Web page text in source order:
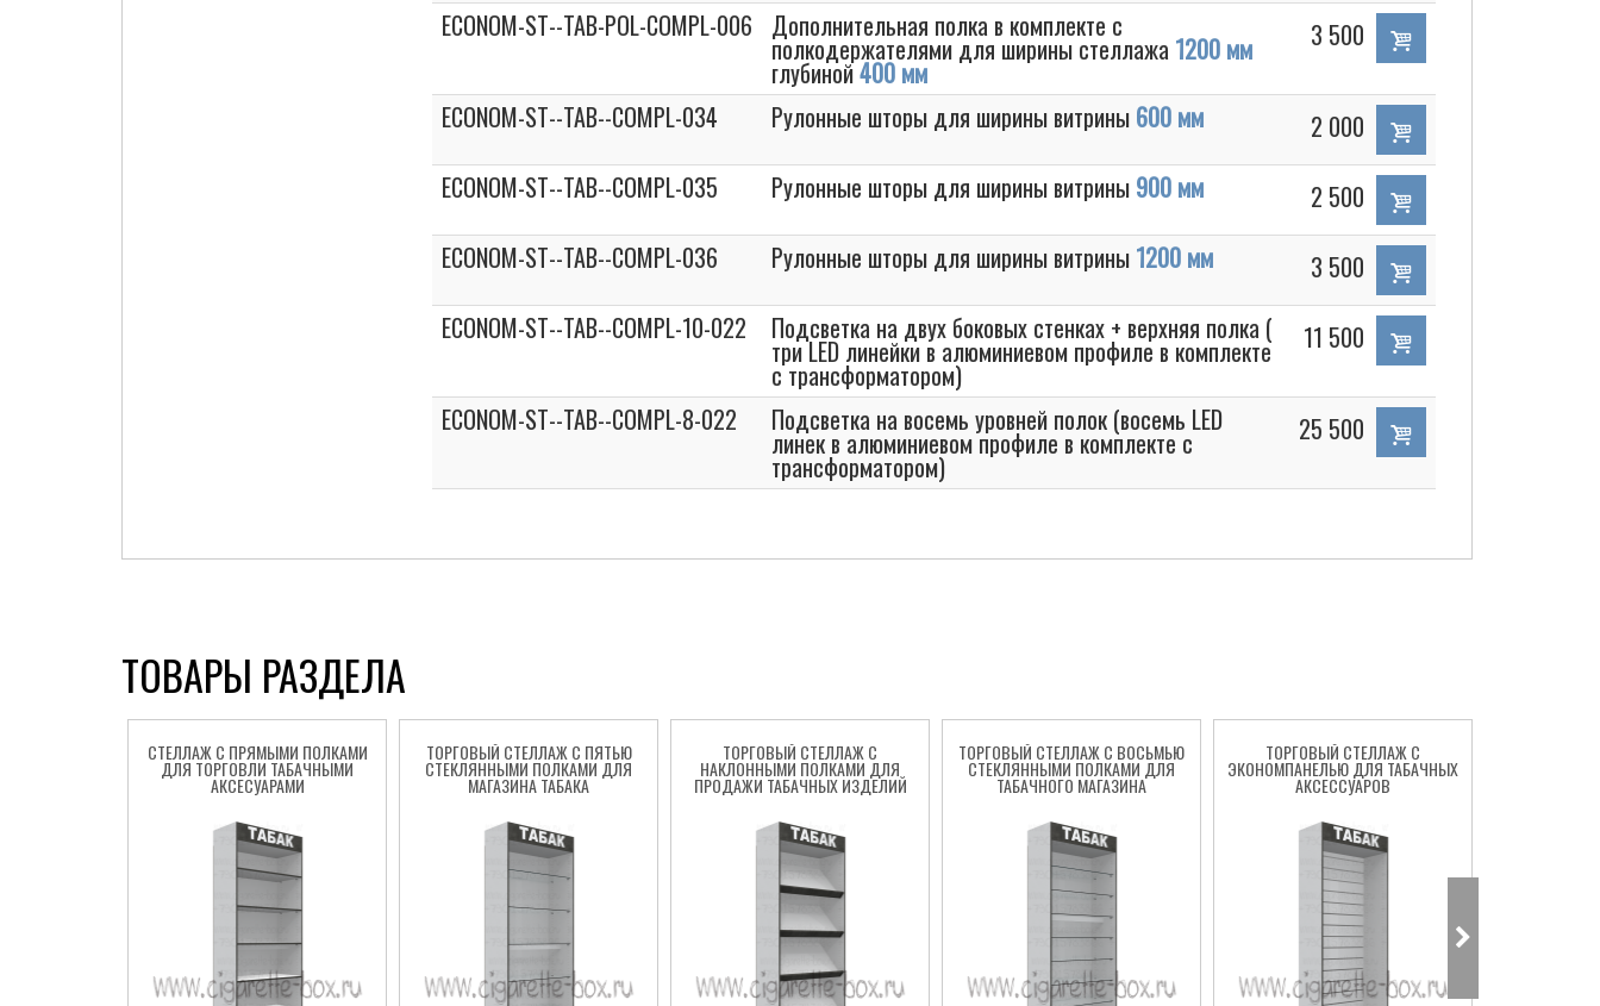
ECONOM-ST--TAB-POL-COMPL-006 Дополнительная полка в комплекте с
полкодержателями для ширины стеллажа 1200 мм
глубиной400 мм
3 500
ECONOM-ST--TAB--COMPL-034 Рулонные шторы для ширины витрины 600 мм
2 000
ECONOM-ST--TAB--COMPL-035
Рулонные шторы для ширины витрины 900 мм
2 500
ECONOM-ST--TAB--COMPL-036
Рулонные шторы для ширины витрины 1200 мм
3 500
ECONOM-ST--TAB--COMPL-10-022
Подсветка на двух боковых стенках + верхняя полка (
три LED линейки в алюминиевом профиле в комплекте
с трансформатором)
11 500
ECONOM-ST--TAB--COMPL-8-022 Подсветка на восемь уровней полок (восемь LED
линек в алюминиевом профиле в комплекте с
трансформатором)
25 500
ТОВАРЫ РАЗДЕЛА
СТЕЛЛАЖ С ПРЯМЫМИ ПОЛКАМИ
ДЛЯ ТОРГОВЛИ ТАБАЧНЫМИ
АКСЕСУАРАМИ
ТОРГОВЫЙ СТЕЛЛАЖ С ПЯТЬЮ
СТЕКЛЯННЫМИ ПОЛКАМИ ДЛЯ
МАГАЗИНА ТАБАКА
ТОРГОВЫЙ СТЕЛЛАЖ С
НАКЛОННЫМИ ПОЛКАМИ ДЛЯ
ПРОДАЖИ ТАБАЧНЫХ ИЗДЕЛИЙ
ТОРГОВЫЙ СТЕЛЛАЖ С ВОСЬМЬЮ
СТЕКЛЯННЫМИ ПОЛКАМИ ДЛЯ
ТАБАЧНОГО МАГАЗИНА
ТОРГОВЫЙ СТЕЛЛАЖ С
ЭКОНОМПАНЕЛЬЮ ДЛЯ ТАБАЧНЫХ
АКСЕССУАРОВ